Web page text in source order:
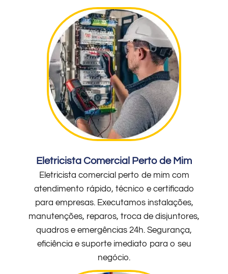
Eletricista Comercial Perto de Mim
Eletricista comercial perto de mim com
atendimento rápido, técnico e certificado
para empresas. Executamos instalações,
manutenções, reparos, troca de disjuntores,
quadros e emergências 24h. Segurança,
eficiência e suporte imediato para o seu
negócio.